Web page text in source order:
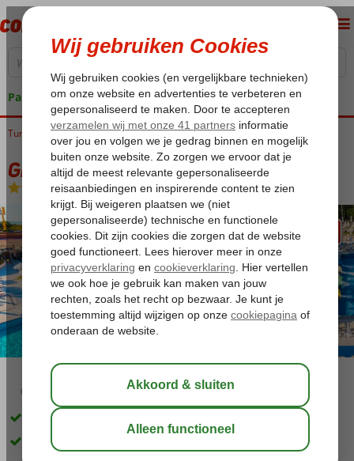
Pakketgarantie
Home
Turkije Turkse Riviera Antalya Lara Grand Park Lara
Grand Park Lara
Ultra All Inclusive-Hotel
03:45 aug 33°C
Hét familiehotel in Lara voor de beste prijs
Fantastisch zandstrand met privégedeelte